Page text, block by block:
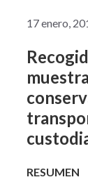
17 enero,
RESUMEN